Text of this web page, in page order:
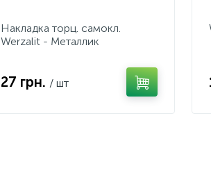
Накладка торц. самокл.
Werzalit - Металлик
27 грн. / шт